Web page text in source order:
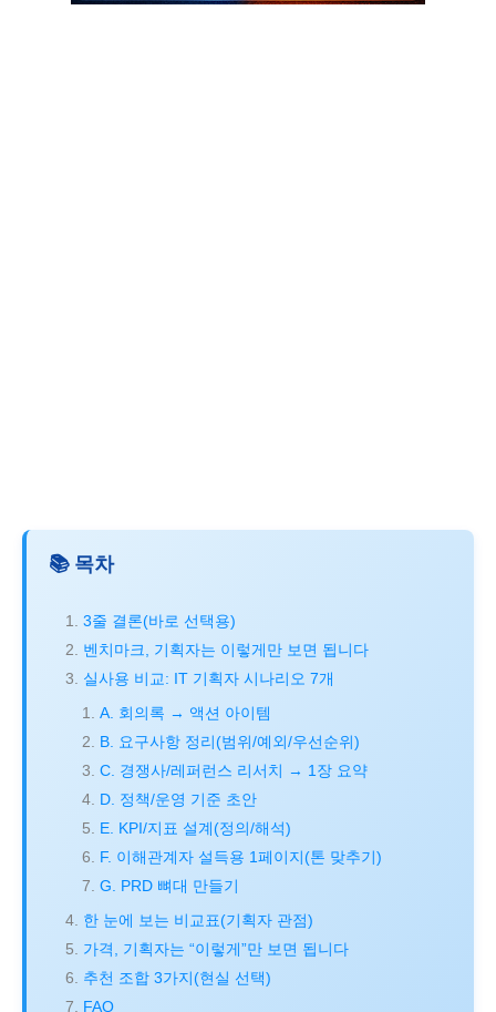
📚 목차
3줄 결론(바로 선택용)
벤치마크, 기획자는 이렇게만 보면 됩니다
실사용 비교: IT 기획자 시나리오 7개
A. 회의록 → 액션 아이템
B. 요구사항 정리(범위/예외/우선순위)
C. 경쟁사/레퍼런스 리서치 → 1장 요약
D. 정책/운영 기준 초안
E. KPI/지표 설계(정의/해석)
F. 이해관계자 설득용 1페이지(톤 맞추기)
G. PRD 뼈대 만들기
한 눈에 보는 비교표(기획자 관점)
가격, 기획자는 “이렇게”만 보면 됩니다
추천 조합 3가지(현실 선택)
FAQ